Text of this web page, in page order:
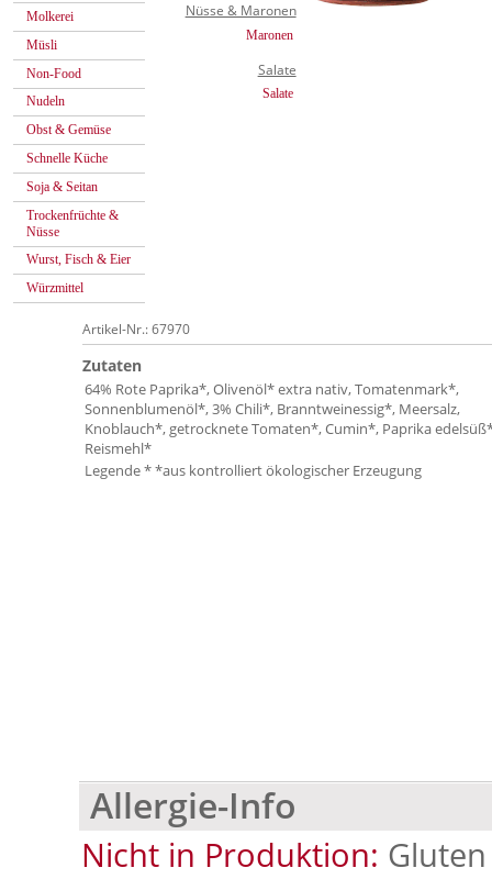
Molkerei
Müsli
Non-Food
Nudeln
Obst & Gemüse
Schnelle Küche
Soja & Seitan
Trockenfrüchte &
Nüsse
Wurst, Fisch & Eier
Würzmittel
Nüsse & Maronen
Maronen
Salate
Salate
Artikel-Nr.: 67970
Zutaten
64% Rote Paprika*, Olivenöl* extra nativ, Tomatenmark*,
Sonnenblumenöl*, 3% Chili*, Branntweinessig*, Meersalz,
Knoblauch*, getrocknete Tomaten*, Cumin*, Paprika
Reismehl*
Legende * *aus kontrolliert ökologischer Erzeugung
Allergie-Info
Nicht in Produktion: Gluten